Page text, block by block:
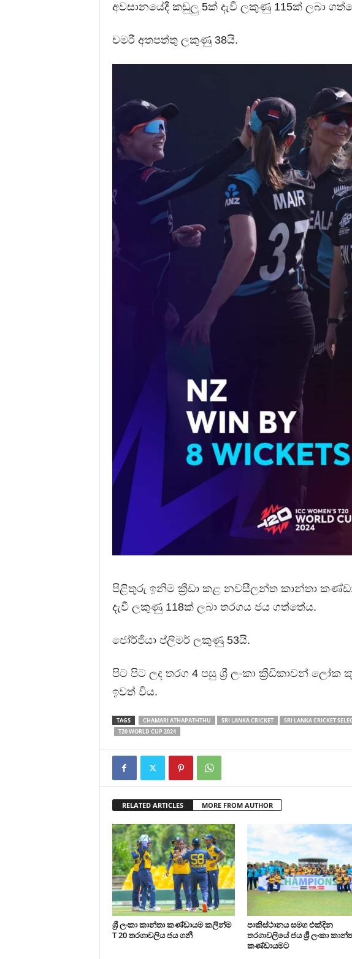
අවසානයේදී කඩුලු 5ක් දැවී ලකුණු 115ක් ලබා
චමරී අතපත්තු ලකුණු 38යි.
පිළිතුරු ඉනිම ක්‍රීඩා කළ නවසීලන්ත කාන්තා
දැවී ලකුණු 118ක් ලබා තරගය ජය ගත්තේය.
ජෝර්ජියා ප්ලිමර් ලකුණු 53යි.
පිට පිට ලද තරග 4 පසු ශ්‍රී ලංකා ක්‍රීඩිකාවන්
ඉවත් විය.
TAGS CHAMARI ATHAPATHTHU SRI LANKA CRICKET SRI LANKA CRICKET
T20 WORLD CUP 2024
RELATED ARTICLES MORE FROM AUTHOR
ශ්‍රී ලංකා කාන්තා කණ්ඩායම කලින්ම
T 20 තරගාවලිය ජය ගනී
පාකිස්ථානය සමග එක්දින
තරගාවලියේ ජය ශ්‍රී ලංකා
කණ්ඩායමට